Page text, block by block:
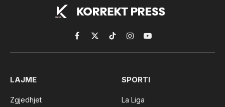
Facebook
X
(Twitter)
TikTokInstagramYouTube
LAJME
Zgjedhjet
SPORTI
La Liga